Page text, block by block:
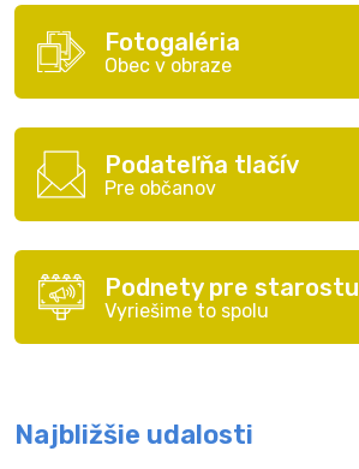
Fotogaléria
Obec v obraze
Podateľňa tlačív
Pre občanov
Podnety pre starostu
Vyriešime to spolu
Najbližšie udalosti